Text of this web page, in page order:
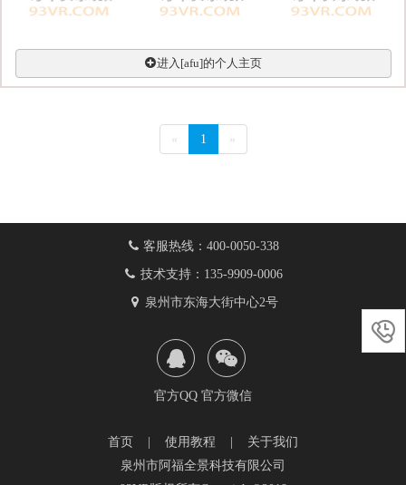
进入[afu]的个人主页
« 1 »

客服热线：400-0050-338
技术支持：135-9909-0006
泉州市东海大街中心2号
官方QQ 官方微信
首页 使用教程
关于我们
泉州市阿福全景科技有限公司